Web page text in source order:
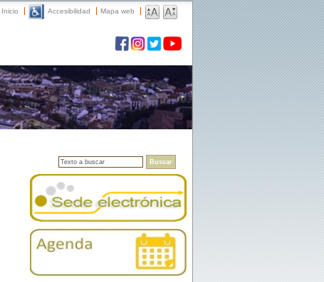
Inicio Accesibilidad Mapa web
Buscar